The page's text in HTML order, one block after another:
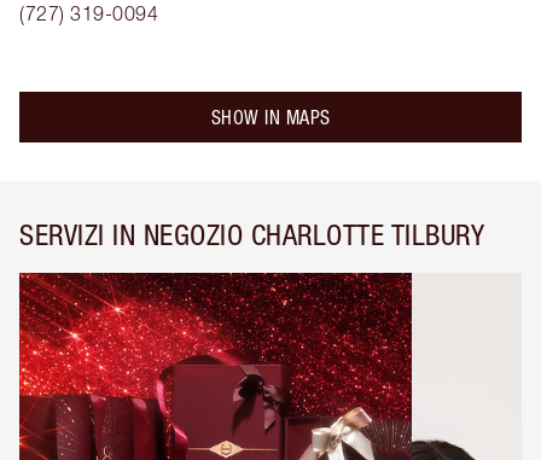
(727) 319-0094
SHOW IN MAPS
SERVIZI IN NEGOZIO CHARLOTTE TILBURY